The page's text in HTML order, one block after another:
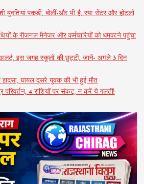
युवतियां पकड़ीं, बोलीं-और भी है, स्पा सेंटर और होटलों
के रीजनल मैनेजर और कर्मचारियों को धमकाने पहुंचा
इस जगह स्कूलों की छुट्टी, जानें- अगले 3 दिन
घायल दूसरे युवक की भी हुई मौत
परिवर्तन, 4 राशियों पर संकट, न करें ये गलती!